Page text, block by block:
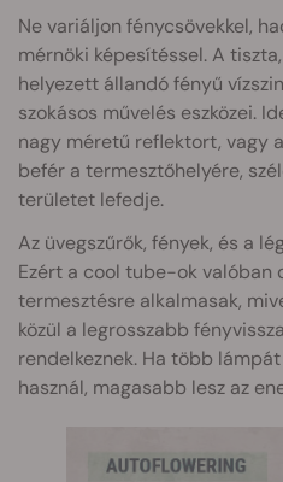
Ne variáljon fénycsövekkel,
mérnöki képesítéssel. A
helyezett állandó fényű
szokásos művelés eszközei.
nagy méretű reflektort, vagy
befér a termesztőhelyére,
területet lefedje.
Az üvegszűrők, fények, és a
Ezért a cool tube-ok valóban
termesztésre alkalmasak,
közül a legrosszabb
rendelkeznek. Ha több
használ, magasabb lesz az